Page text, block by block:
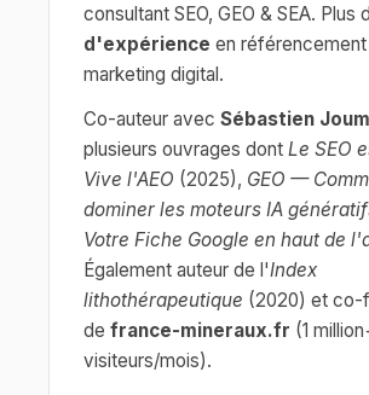
consultant SEO, GEO & SEA. Plus
d'expérience en
marketing digital.
Co-auteur avec Sébastien
plusieurs ouvrages dont Le SEO
Vive l'AEO (2025), GEO —
dominer les moteurs IA
Votre Fiche Google en haut de
Également auteur de l'Index
lithothérapeutique (2020) et co-
de france-mineraux.fr (1
visiteurs/mois).